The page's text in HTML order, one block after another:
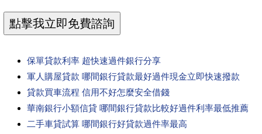
保單貸款利率 超快速過件銀行分享
軍人購屋貸款 哪間銀行貸款最好過件現金立即快速撥款
貸款買車流程 信用不好怎麼安全借錢
華南銀行小額信貸 哪間銀行貸款比較好過件利率最低推薦
二手車貸試算 哪間銀行好貸款過件率最高